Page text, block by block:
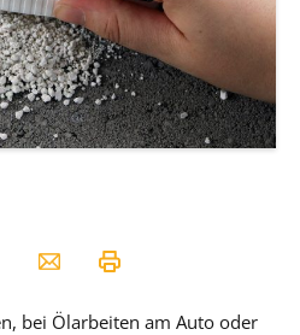
bei Ölarbeiten am Auto oder